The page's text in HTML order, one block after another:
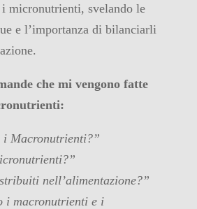
micronutrienti, svelando le
e l’importanza di bilanciarli
che mi vengono fatte
i Macronutrienti?”
nell’alimentazione?”
i macronutrienti e i